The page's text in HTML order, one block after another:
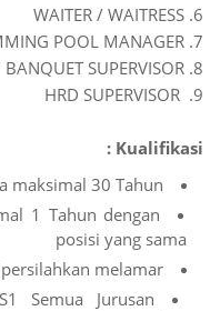
6. WAITER / WAITRESS
7. SWIMMING POOL MANAGER
8. RESTAURANT / BANQUET SUPERVISOR
9. HRD SUPERVISOR
Kualifikasi :
maksimal 30 Tahun
1 Tahun dengan
posisi yang sama
melamar
Semua Jurusan